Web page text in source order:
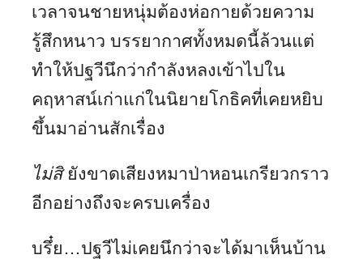
เวลาจนชายหนุ่มต้องห่อกายด้วยความ
รู้สึกหนาว บรรยากาศทั้งหมดนี้ล้วนแต่
ทำให้ปฐวีนึกว่ากำลังหลงเข้าไปใน
คฤหาสน์เก่าแก่ในนิยายโกธิคที่เคยหยิบ
ขึ้นมาอ่านสักเรื่อง
ไม่สิยังขาดเสียงหมาป่าหอนเกรียวกราว
อีกอย่างถึงจะครบเครื่อง
บรึ๋ย…ปฐวีไม่เคยนึกว่าจะได้มาเห็นบ้าน